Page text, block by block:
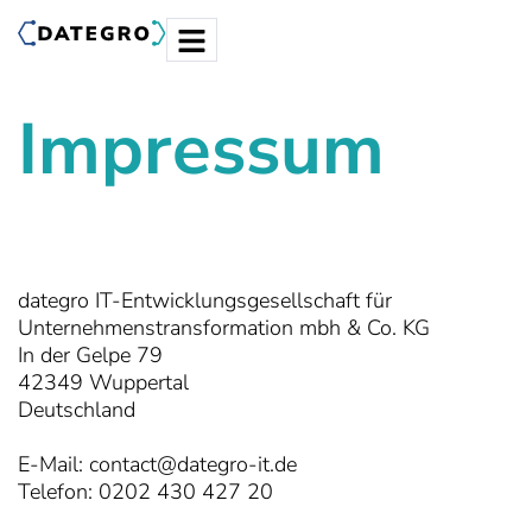
Impressum
dategro IT-Entwicklungsgesellschaft für
Unternehmenstransformation mbh & Co. KG
In der Gelpe 79
42349 Wuppertal
Deutschland
E-Mail: contact@dategro-it.de
Telefon: 0202 430 427 20